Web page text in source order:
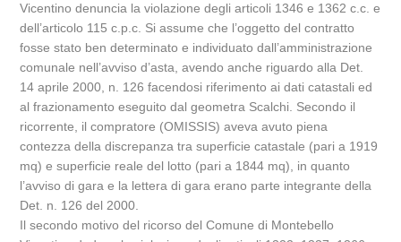
Vicentino denuncia la violazione degli articoli 1346 e 1362 c.c. e
dell’articolo 115 c.p.c. Si assume che l’oggetto del contratto
fosse stato ben determinato e individuato dall’amministrazione
comunale nell’avviso d’asta, avendo anche riguardo alla Det.
14 aprile 2000, n. 126 facendosi riferimento ai dati catastali ed
al frazionamento eseguito dal geometra Scalchi. Secondo il
ricorrente, il compratore (OMISSIS) aveva avuto piena
contezza della discrepanza tra superficie catastale (pari a 1919
mq) e superficie reale del lotto (pari a 1844 mq), in quanto
l’avviso di gara e la lettera di gara erano parte integrante della
Det. n. 126 del 2000.
Il secondo motivo del ricorso del Comune di Montebello